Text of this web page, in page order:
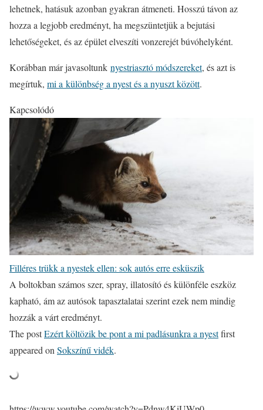
lehetnek, hatásuk azonban gyakran átmeneti. Hosszú távon az
hozza a legjobb eredményt, ha megszüntetjük a bejutási
lehetőségeket, és az épület elveszíti vonzerejét búvóhelyként.
Korábban már javasoltunk nyestriasztó módszereket, és azt is
megírtuk, mi a különbség a nyest és a nyuszt között.
Kapcsolódó
Filléres trükk a nyestek ellen: sok autós erre esküszik
A boltokban számos szer, spray, illatosító és különféle eszköz
kapható, ám az autósok tapasztalatai szerint ezek nem mindig
hozzák a várt eredményt.
The postEzért költözik be pont a mi padlásunkra a nyestfirst
appeared on Sokszínű vidék.